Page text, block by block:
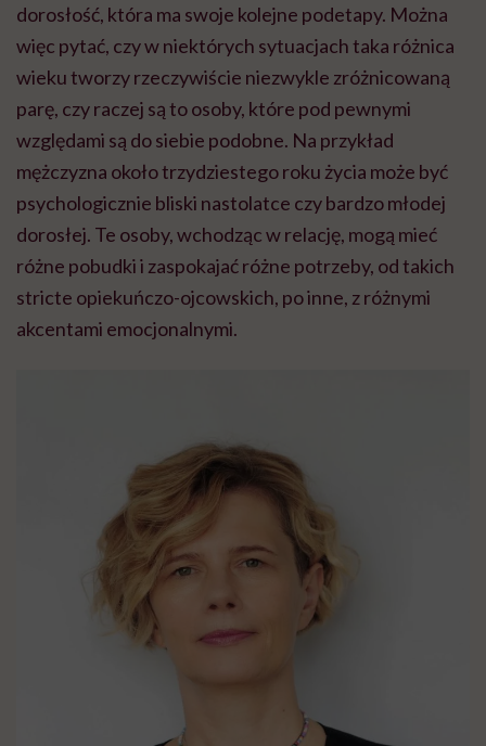
dorosłość, która ma swoje kolejne podetapy. Można
więc pytać, czy w niektórych sytuacjach taka różnica
wieku tworzy rzeczywiście niezwykle zróżnicowaną
parę, czy raczej są to osoby, które pod pewnymi
względami są do siebie podobne. Na przykład
mężczyzna około trzydziestego roku życia może być
psychologicznie bliski nastolatce czy bardzo młodej
dorosłej. Te osoby, wchodząc w relację, mogą mieć
różne pobudki i zaspokajać różne potrzeby, od takich
stricte opiekuńczo-ojcowskich, po inne, z różnymi
akcentami emocjonalnymi.